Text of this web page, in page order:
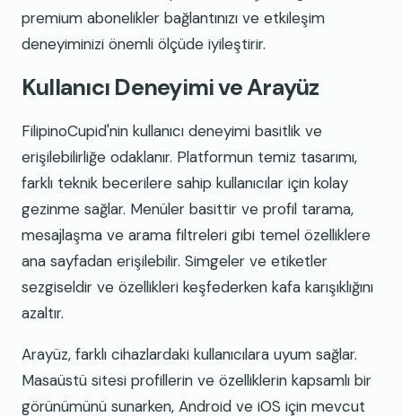
premium abonelikler bağlantınızı ve etkileşim
deneyiminizi önemli ölçüde iyileştirir.
Kullanıcı Deneyimi ve Arayüz
FilipinoCupid'nin kullanıcı deneyimi basitlik ve
erişilebilirliğe odaklanır. Platformun temiz tasarımı,
farklı teknik becerilere sahip kullanıcılar için kolay
gezinme sağlar. Menüler basittir ve profil tarama,
mesajlaşma ve arama filtreleri gibi temel özelliklere
ana sayfadan erişilebilir. Simgeler ve etiketler
sezgiseldir ve özellikleri keşfederken kafa karışıklığını
azaltır.
Arayüz, farklı cihazlardaki kullanıcılara uyum sağlar.
Masaüstü sitesi profillerin ve özelliklerin kapsamlı bir
görünümünü sunarken, Android ve iOS için mevcut